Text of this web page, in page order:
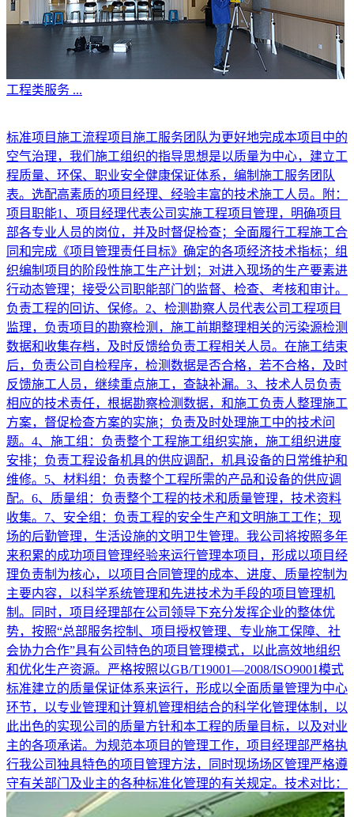
工程类服务 ...
标准项目施工流程项目施工服务团队为更好地完成本项目中的
空气治理，我们施工组织的指导思想是以质量为中心，建立工
程质量、环保、职业安全健康保证体系，编制施工服务团队
表。选配高素质的项目经理、经验丰富的技术施工人员。附：
项目职能1、项目经理代表公司实施工程项目管理，明确项目
部各专业人员的岗位，并及时督促检查；全面履行工程施工合
同和完成《项目管理责任目标》确定的各项经济技术指标；组
织编制项目的阶段性施工生产计划；对进入现场的生产要素进
行动态管理；接受公司职能部门的监督、检查、考核和审计。
负责工程的回访、保修。2、检测勘察人员代表公司工程项目
监理，负责项目的勘察检测，施工前期整理相关的污染源检测
数据和收集存档，及时反馈给负责工程相关人员。在施工结束
后，负责公司自检程序，检测数据是否合格，若不合格，及时
反馈施工人员，继续重点施工，查缺补漏。3、技术人员负责
相应的技术责任，根据勘察检测数据，和施工负责人整理施工
方案，督促检查方案的实施；负责及时处理施工中的技术问
题。4、施工组：负责整个工程施工组织实施，施工组织进度
安排；负责工程设备机具的供应调配，机具设备的日常维护和
维修。5、材料组：负责整个工程所需的产品和设备的供应调
配。6、质量组：负责整个工程的技术和质量管理，技术资料
收集。7、安全组：负责工程的安全生产和文明施工工作；现
场的后勤管理，生活设施的文明卫生管理。我公司将按照多年
来积累的成功项目管理经验来运行管理本项目，形成以项目经
理负责制为核心，以项目合同管理的成本、进度、质量控制为
主要内容，以科学系统管理和先进技术为手段的项目管理机
制。同时，项目经理部在公司领导下充分发挥企业的整体优
势，按照“总部服务控制、项目授权管理、专业施工保障、社
会协力合作”具有公司特色的项目管理模式，以此高效地组织
和优化生产资源。严格按照以GB/T19001—2008/ISO9001模式
标准建立的质量保证体系来运行，形成以全面质量管理为中心
环节，以专业管理和计算机管理相结合的科学化管理体制，以
此出色的实现公司的质量方针和本工程的质量目标，以及对业
主的各项承诺。为规范本项目的管理工作，项目经理部严格执
行我公司独具特色的项目管理方法，同时现场场区管理严格遵
守有关部门及业主的各种标准化管理的有关规定。技术对比：